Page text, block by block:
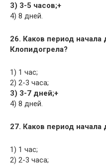
3) 3-5 часов;+
4) 8 дней.
26. Каков период начала
Клопидогрела?
1) 1 час;
2) 2-3 часа;
3) 3-7 дней;+
4) 8 дней.
27. Каков период
1) 1 час;
2) 2-3 часа;